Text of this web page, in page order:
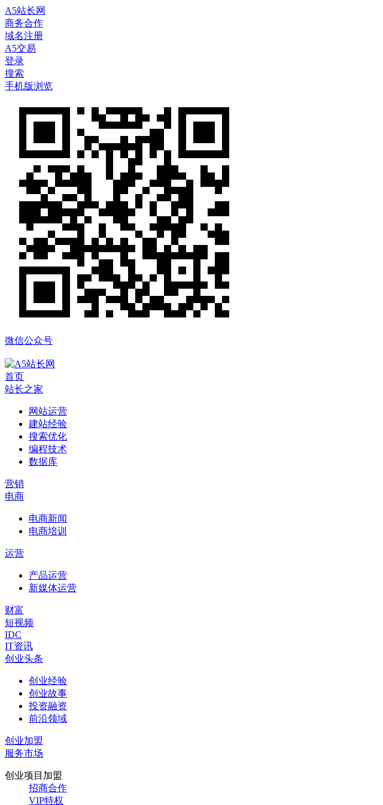
A5站长网
商务合作
域名注册
A5交易
登录
搜索
手机版浏览
微信公众号
首页
站长之家
网站运营
建站经验
搜索优化
编程技术
数据库
营销
电商
电商新闻
电商培训
运营
产品运营
新媒体运营
财富
短视频
IDC
IT资讯
创业头条
创业经验
创业故事
投资融资
前沿领域
创业加盟
服务市场
创业项目加盟
招商合作
VIP特权